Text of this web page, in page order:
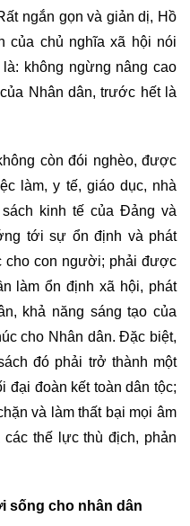
ngắn gọn và giản dị, Hồ
của chủ nghĩa xã hội nói
không ngừng nâng cao
Nhân dân, trước hết là
còn đói nghèo, được
làm, y tế, giáo dục, nhà
kinh tế của Đảng và
tới sự ổn định và phát
cho con người; phải được
làm ổn định xã hội, phát
khả năng sáng tạo của
cho Nhân dân. Đặc biệt,
đó phải trở thành một
đại đoàn kết toàn dân tộc;
và làm thất bại mọi âm
thế lực thù địch, phản
sống cho nhân dân